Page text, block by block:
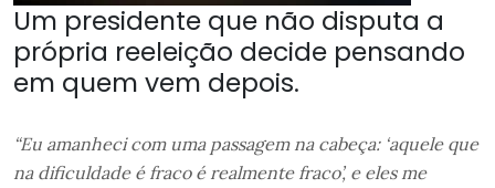
Um presidente que não disputa a
própria reeleição decide pensando
em quem vem depois.
“Eu amanheci com uma passagem na cabeça: ‘aquele que
na dificuldade é fraco é realmente fraco’, e eles me